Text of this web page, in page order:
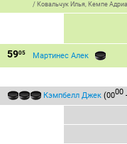
/ Ковальчук Илья, Кемпе
5905 Мартинес Алек
Кэмпбелл Джек (0000